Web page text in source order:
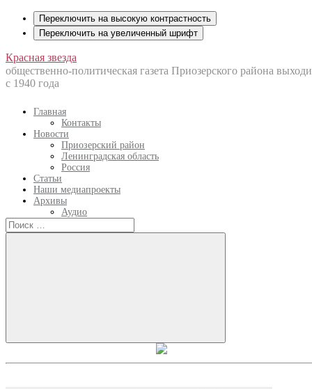
Переключить на высокую контрастность
Переключить на увеличенный шрифт
Перейти
к
содержанию
Красная звезда
общественно-политическая газета Приозерского района
с 1940 года
Главная
Контакты
Новости
Приозерский район
Ленинградская область
Россия
Статьи
Наши медиапроекты
Архивы
Аудио
Искать:
Искать